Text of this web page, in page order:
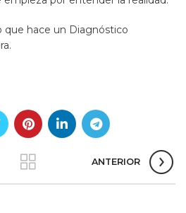
que hace un Diagnóstico
ANTERIOR